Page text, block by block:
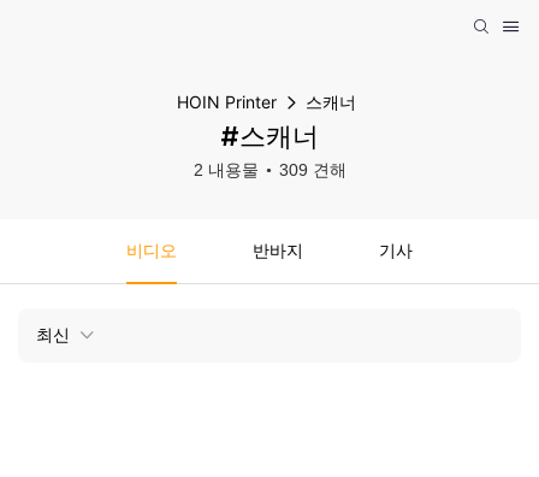
HOIN Printer 스캐너
#스캐너
2 내용물 309 견해
비디오 반바지 기사
최신